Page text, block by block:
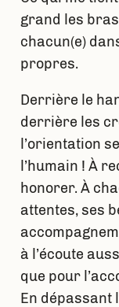
grand les
chacun(e)
propres.
Derrière le
derrière les
l’orientation
l’humain ! À
honorer. À
attentes, ses
à l’écoute
que pour
En dépassant